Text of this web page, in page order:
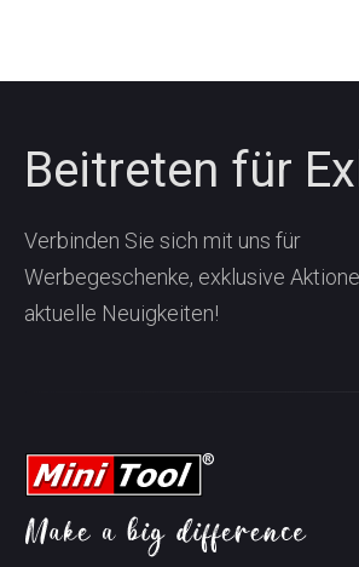
Beitreten für
Verbinden Sie sich mit uns für
Werbegeschenke, exklusive
aktuelle Neuigkeiten!